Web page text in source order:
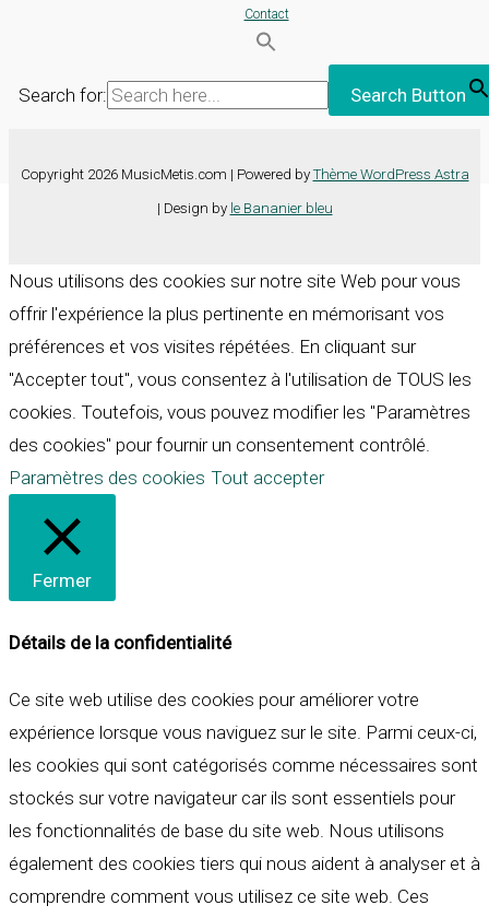
Contact
Search for: Search Button
Copyright 2026 MusicMetis.com | Powered by Thème WordPress Astra
| Design by le Bananier bleu
Nous utilisons des cookies sur notre site Web pour vous
offrir l'expérience la plus pertinente en mémorisant vos
préférences et vos visites répétées. En cliquant sur
"Accepter tout", vous consentez à l'utilisation de TOUS les
cookies. Toutefois, vous pouvez modifier les "Paramètres
des cookies" pour fournir un consentement contrôlé.
Paramètres des cookies Tout accepter
Fermer
Détails de la confidentialité
Ce site web utilise des cookies pour améliorer votre
expérience lorsque vous naviguez sur le site. Parmi ceux-ci,
les cookies qui sont catégorisés comme nécessaires sont
stockés sur votre navigateur car ils sont essentiels pour
les fonctionnalités de base du site web. Nous utilisons
également des cookies tiers qui nous aident à analyser et à
comprendre comment vous utilisez ce site web. Ces